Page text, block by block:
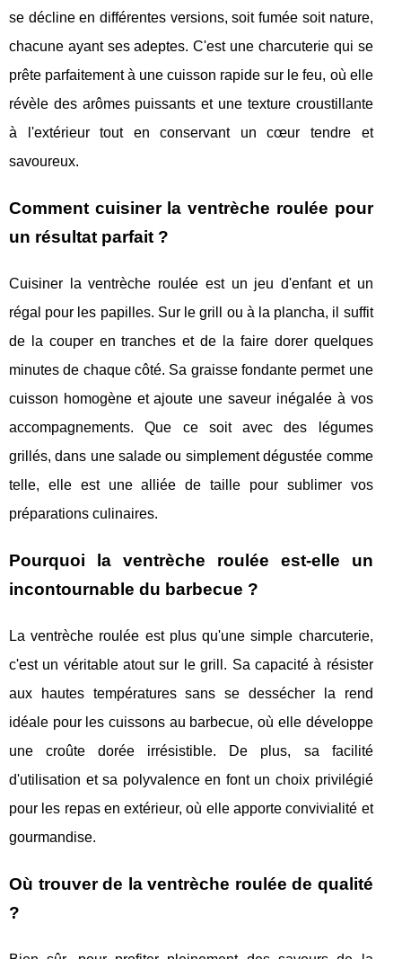
se décline en différentes versions, soit fumée soit nature,
chacune ayant ses adeptes. C'est une charcuterie qui se
prête parfaitement à une cuisson rapide sur le feu, où elle
révèle des arômes puissants et une texture croustillante
à l'extérieur tout en conservant un cœur tendre et
savoureux.
Comment cuisiner la ventrèche roulée pour
un résultat parfait ?
Cuisiner la ventrèche roulée est un jeu d'enfant et un
régal pour les papilles. Sur le grill ou à la plancha, il suffit
de la couper en tranches et de la faire dorer quelques
minutes de chaque côté. Sa graisse fondante permet une
cuisson homogène et ajoute une saveur inégalée à vos
accompagnements. Que ce soit avec des légumes
grillés, dans une salade ou simplement dégustée comme
telle, elle est une alliée de taille pour sublimer vos
préparations culinaires.
Pourquoi la ventrèche roulée est-elle un
incontournable du barbecue ?
La ventrèche roulée est plus qu'une simple charcuterie,
c'est un véritable atout sur le grill. Sa capacité à résister
aux hautes températures sans se dessécher la rend
idéale pour les cuissons au barbecue, où elle développe
une croûte dorée irrésistible. De plus, sa facilité
d'utilisation et sa polyvalence en font un choix privilégié
pour les repas en extérieur, où elle apporte convivialité et
gourmandise.
Où trouver de la ventrèche roulée de qualité
?